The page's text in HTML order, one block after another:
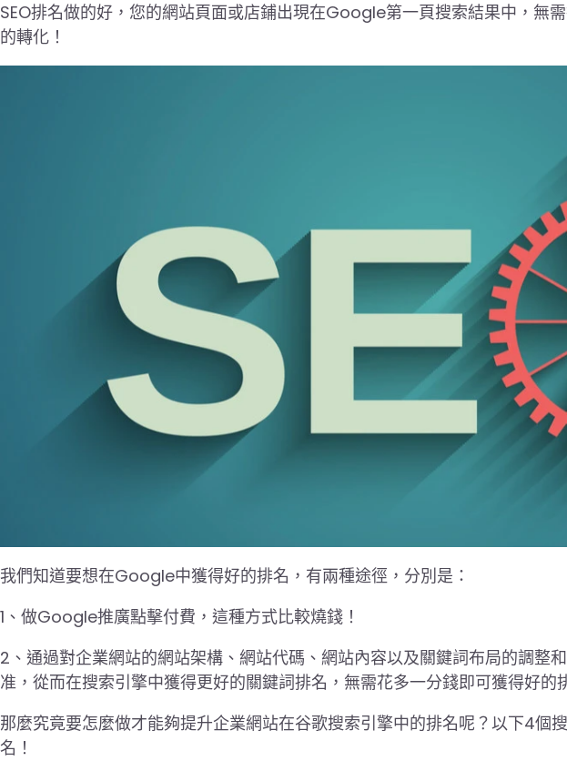
SEO排名做的好，您的網站頁面或店鋪出現在Google第一頁搜索結果中，無
的轉化！
我們知道要想在Google中獲得好的排名，有兩種途徑，分別是：
1、做Google推廣點擊付費，這種方式比較燒錢！
2、通過對企業網站的網站架構、網站代碼、網站內容以及關鍵詞布局的調整
准，從而在搜索引擎中獲得更好的關鍵詞排名，無需花多一分錢即可獲得好的
那麼究竟要怎麼做才能夠提升企業網站在谷歌搜索引擎中的排名呢？以下4個
名！